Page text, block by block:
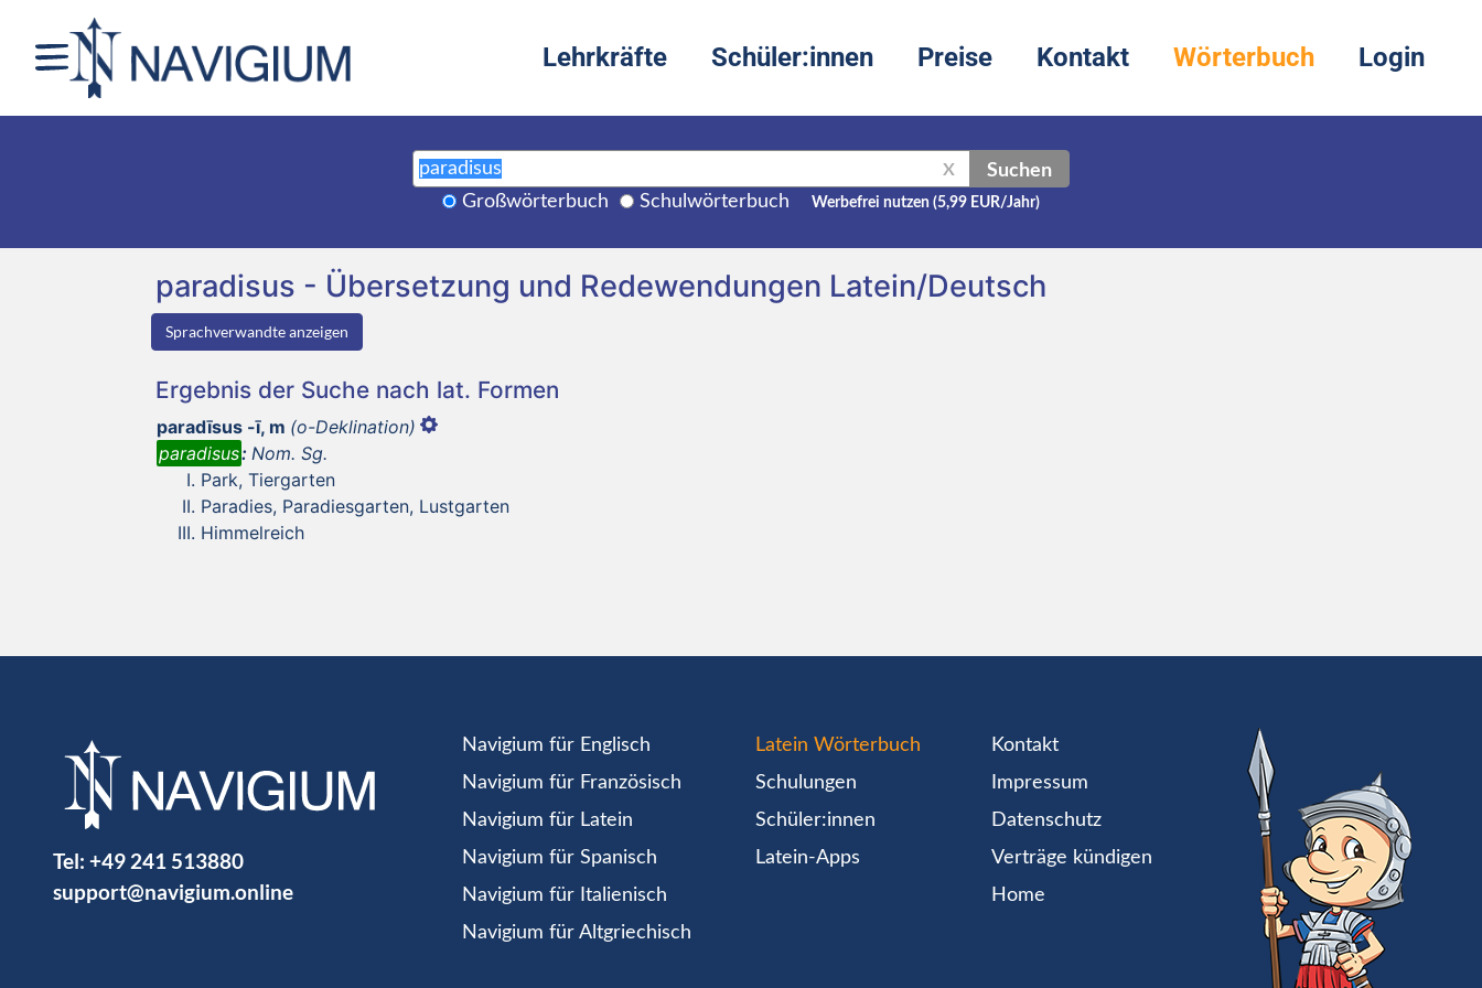
Lehrkräfte Schüler:innen Preise Kontakt Wörterbuch Login
X Suchen
Großwörterbuch Schulwörterbuch Werbefrei nutzen (5,99 EUR/Jahr)
paradisus - Übersetzung und Redewendungen Latein/Deutsch
Sprachverwandte anzeigen
Ergebnis der Suche nach lat. Formen
paradīsus -ī, m (o-Deklination)
paradisus: Nom. Sg.
Park, Tiergarten
Paradies, Paradiesgarten, Lustgarten
Himmelreich
Tel: +49 241 513880
support@navigium.online
Navigium für Englisch
Navigium für Französisch
Navigium für Latein
Navigium für Spanisch
Navigium für Italienisch
Navigium für Altgriechisch
Latein Wörterbuch
Schulungen
Schüler:innen
Latein-Apps
Kontakt
Impressum
Datenschutz
Verträge kündigen
Home